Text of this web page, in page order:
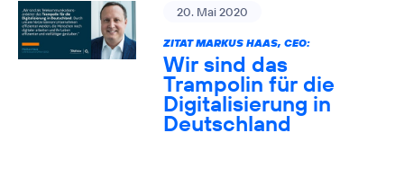
20. Mai 2020
ZITAT MARKUS HAAS, CEO:
Wir sind das
Trampolin für die
Digitalisierung in
Deutschland